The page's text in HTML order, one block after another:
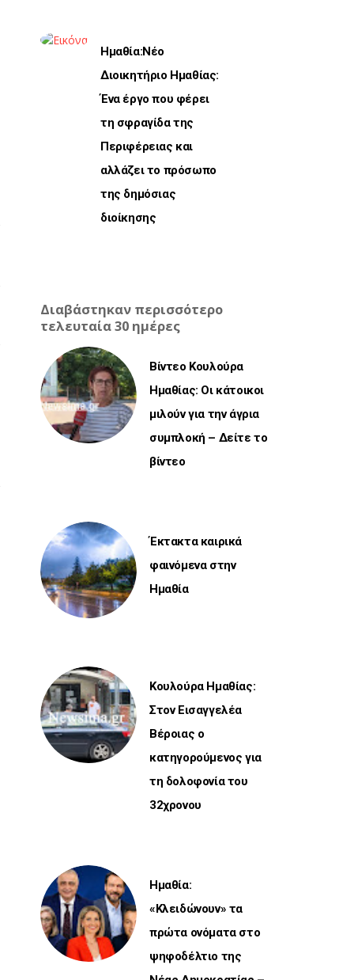
Ημαθία:Νέο
Διοικητήριο Ημαθίας:
Ένα έργο που φέρει
τη σφραγίδα της
Περιφέρειας και
αλλάζει το πρόσωπο
της δημόσιας
διοίκησης
Διαβάστηκαν περισσότερο
τελευταία 30 ημέρες
Βίντεο Κουλούρα
Ημαθίας: Οι κάτοικοι
μιλούν για την άγρια
συμπλοκή – Δείτε το
βίντεο
Έκτακτα καιρικά
φαινόμενα στην
Ημαθία
Κουλούρα Ημαθίας:
Στον Εισαγγελέα
Βέροιας ο
κατηγορούμενος για
τη δολοφονία του
32χρονου
Ημαθία:
«Κλειδώνουν» τα
πρώτα ονόματα στο
ψηφοδέλτιο της